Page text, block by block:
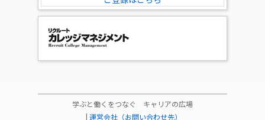
学ぶと働くをつなぐ キャリアの広場
| 運営会社（お問い合わせ先）